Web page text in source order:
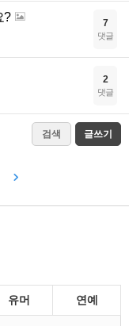
? 7
댓글
2
댓글
검색 글쓰기
유머 연예